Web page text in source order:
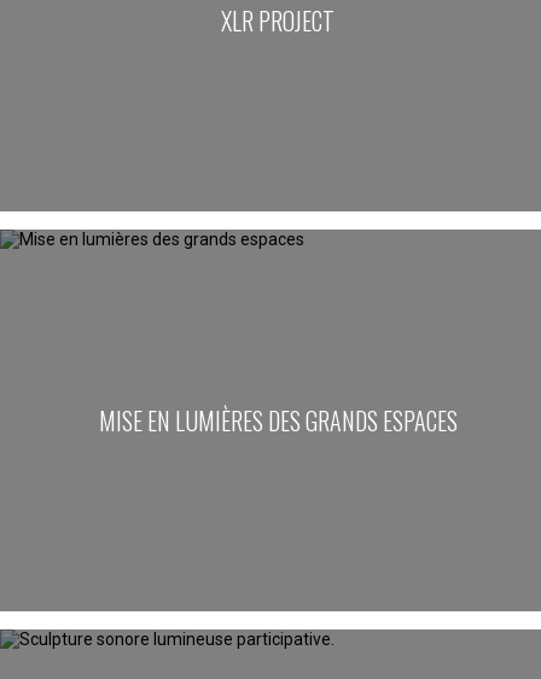
XLR PROJECT
MISE EN LUMIÈRES DES GRANDS ESPACES